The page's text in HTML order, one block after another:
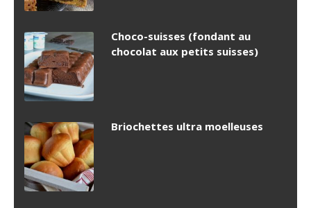
Choco-suisses (fondant au
chocolat aux petits suisses)
Briochettes ultra moelleuses